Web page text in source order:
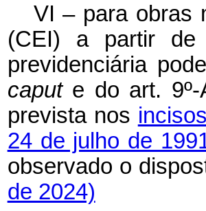
VI – para obras
(CEI) a partir de
previdenciária
capute do art. 9º-
prevista nos
24 de julho de
observado o
de 2024)